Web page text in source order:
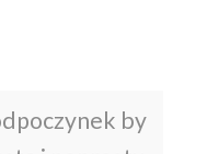
by